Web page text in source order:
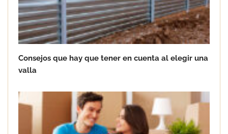
Consejos que hay que tener en cuenta al elegir una
valla